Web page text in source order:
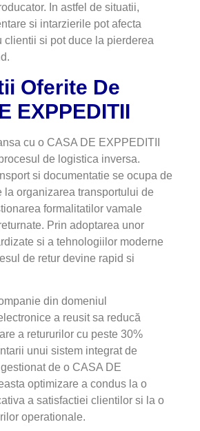
In astfel de situatii,
si intarzierile pot afecta
clientii si pot duce la pierderea
Oferite De
EXPPEDITII
cu o CASA DE EXPPEDITII
de logistica inversa.
si documentatie se ocupa de
la organizarea transportului de
formalitatilor vamale
Prin adoptarea unor
si a tehnologiilor moderne
de retur devine rapid si
din domeniul
a reusit sa reducă
a retururilor cu peste 30%
unui sistem integrat de
de o CASA DE
optimizare a condus la o
a satisfactiei clientilor si la o
operationale.